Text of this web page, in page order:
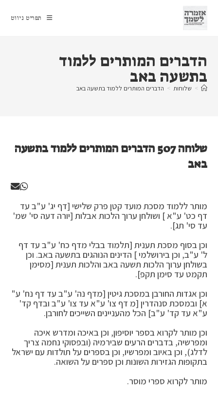
content
תפריט ניווט
הדברים המותרים ללמוד
בתשעה באב
> שלוחות > הדברים המותרים ללמוד בתשעה באב
שלוחה 507 הדברים המותרים ללמוד בתשעה
באב
מותר ללמוד מסכת מועד קטן פרק שלישי [דף יג' ע"ב עד
דף כט' ע"א ] ושולחן ערוך הלכות אבלות [יורה דעה סי' שמ'
עד סי' תג].
וכן בסוף מסכת תענית [תלמוד בבלי מדף כח' ע"ב עד דף
ל' ע"ב, וכן בירושלמי ] הדינים הנוהגים בתשעה באב. וכן
בשולחן ערוך הלכות תשעה באב והלכות תענית [מסימן
תקמט עד סימן תקפ].
וכן אגדות החורבן במסכת גיטין [מדף נה' ע"ב עד דף נח' ע"
א] ובמסכת סנהדרין [מ דף צו' ע"א עד צו' ע"ב ובדף קד'
ע"א עד קד' ע"ב] הכל מהעניינים השייכים לחורבן.
וכן מותר לקרוא בספר יוסיפון, וכן באיכה ומדרש איכה
ומפרשיה, בדברים הרעים שבירמיה (ובפסוקי נחמה צריך
לדלג), וכן באיוב ומפרשיו, וכן בספרים על תולדות עם ישראל
בתקופות הגזירות השונות וכן ספרים על השואה.
מותר לקרוא ספרי מוסר.